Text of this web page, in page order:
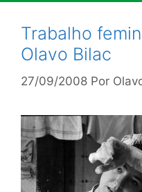
Trabalho
Olavo Bilac
27/09/2008 Por